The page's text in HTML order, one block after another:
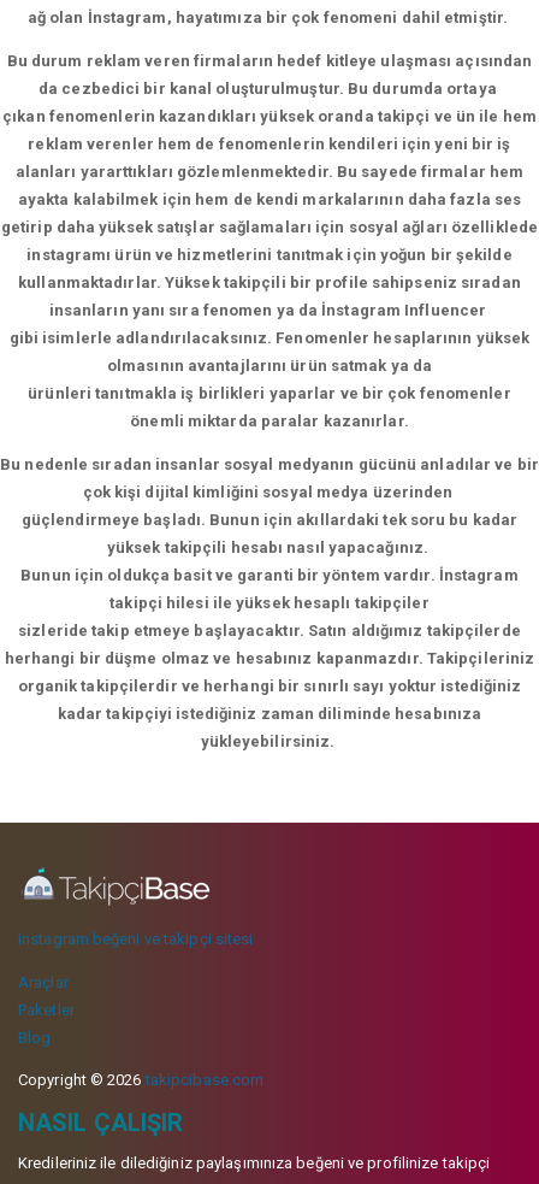
ağ olan İnstagram, hayatımıza bir çok fenomeni dahil etmiştir.
Bu durum reklam veren firmaların hedef kitleye ulaşması açısından
da cezbedici bir kanal oluşturulmuştur. Bu durumda ortaya
çıkan fenomenlerin kazandıkları yüksek oranda takipçi ve ün ile hem
reklam verenler hem de fenomenlerin kendileri için yeni bir iş
alanları yararttıkları gözlemlenmektedir. Bu sayede firmalar hem
ayakta kalabilmek için hem de kendi markalarının daha fazla ses
getirip daha yüksek satışlar sağlamaları için sosyal ağları özelliklede
instagramı ürün ve hizmetlerini tanıtmak için yoğun bir şekilde
kullanmaktadırlar. Yüksek takipçili bir profile sahipseniz sıradan
insanların yanı sıra fenomen ya da İnstagram Influencer
gibi isimlerle adlandırılacaksınız. Fenomenler hesaplarının yüksek
olmasının avantajlarını ürün satmak ya da
ürünleri tanıtmakla iş birlikleri yaparlar ve bir çok fenomenler
önemli miktarda paralar kazanırlar.
Bu nedenle sıradan insanlar sosyal medyanın gücünü anladılar ve bir
çok kişi dijital kimliğini sosyal medya üzerinden
güçlendirmeye başladı. Bunun için akıllardaki tek soru bu kadar
yüksek takipçili hesabı nasıl yapacağınız.
Bunun için oldukça basit ve garanti bir yöntem vardır. İnstagram
takipçi hilesi ile yüksek hesaplı takipçiler
sizleride takip etmeye başlayacaktır. Satın aldığımız takipçilerde
herhangi bir düşme olmaz ve hesabınız kapanmazdır. Takipçileriniz
organik takipçilerdir ve herhangi bir sınırlı sayı yoktur istediğiniz
kadar takipçiyi istediğiniz zaman diliminde hesabınıza
yükleyebilirsiniz.
instagram beğeni ve takipçi sitesi
Araçlar
Paketler
Blog
Copyright © 2026takipcibase.com
NASIL ÇALIŞIR
Kredileriniz ile dilediğiniz paylaşımınıza beğeni ve profilinize takipçi